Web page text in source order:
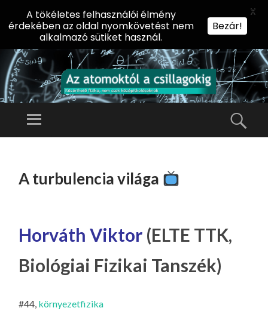
AZ
KT
A
CS
IL
Előadássorozat
Természettudományi
Menü
TARTALOMHOZ
A turbulencia világa
Horváth Viktor (ELTE TTK,
Biológiai Fizikai Tanszék)
#44, környezetfizika
A tökéletes felhasználói élmény
érdekében az oldal nyomkövetést nem
alkalmazó sütiket használ.
Bezár!
X